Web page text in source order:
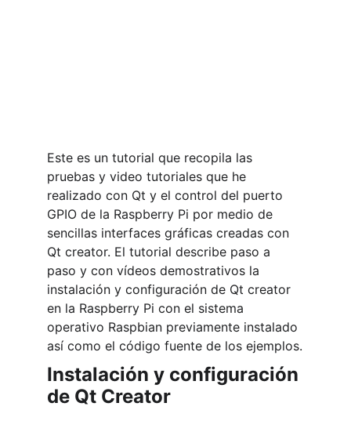
Este es un tutorial que recopila las
pruebas y video tutoriales que he
realizado con Qt y el control del puerto
GPIO de la Raspberry Pi por medio de
sencillas interfaces gráficas creadas con
Qt creator. El tutorial describe paso a
paso y con vídeos demostrativos la
instalación y configuración de Qt creator
en la Raspberry Pi con el sistema
operativo Raspbian previamente instalado
así como el código fuente de los ejemplos.
Instalación y configuración
de Qt Creator